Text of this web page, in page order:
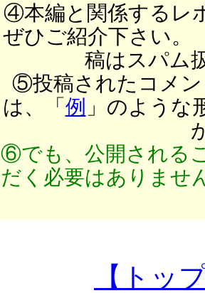
④本編と関係するレ
ぜひご紹介下さい。
稿はスパム
⑤投稿されたコメン
は、「 例 」のような
⑥でも、公開される
だく必要はありませ
【トッ